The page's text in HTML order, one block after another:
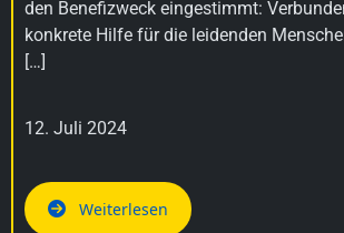
den Benefizweck eingestimmt:
konkrete Hilfe für die leidenden
[…]
12. Juli 2024
Weiterlesen